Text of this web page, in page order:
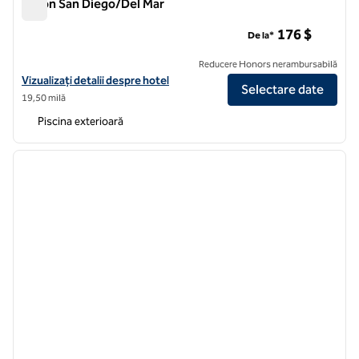
Hilton San Diego/Del Mar
Vizualizați detaliile hotelului pentru Hilton San Diego/Del Mar
Vizualizați detalii despre hotel
19,50 milă
De la* 176 $
Reducere Honors nerambursabilă
Selectare date
Piscina exterioară
1 din 12